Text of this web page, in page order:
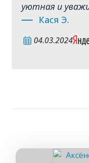
уютная и
Кася Э.
04.03.2024